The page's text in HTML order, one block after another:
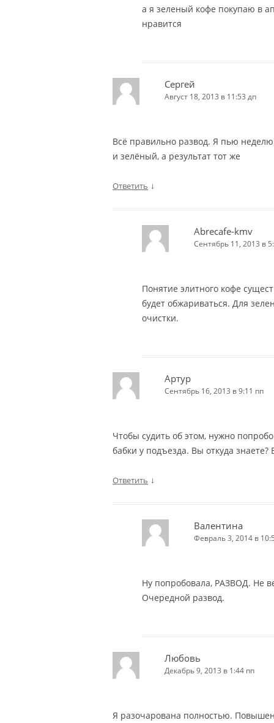
а я зеленый кофе покупаю в
нравится
Сергей
Август 18, 2013 в 11:53 дп
Всё правильно развод. Я пью
и зелёный, а результат тот же
Ответить ↓
Abrecafe-kmv
Сентябрь 11, 2013 в
Понятие элитного кофе
будет обжариваться. Для
очистки.
Артур
Сентябрь 16, 2013 в 9:11 пп
Чтобы судить об этом, нужно
бабки у подъезда. Вы откуда
Ответить ↓
Валентина
Февраль 3, 2014 в
Ну попробовала, РАЗВОД. Не
Очередной развод.
Любовь
Декабрь 9, 2013 в 1:44 пп
Я разочарована полностью.